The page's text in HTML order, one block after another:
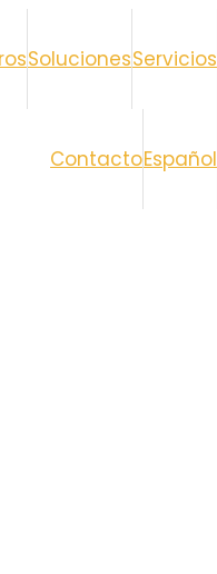
SolucionesServicios
ContactoEspañol